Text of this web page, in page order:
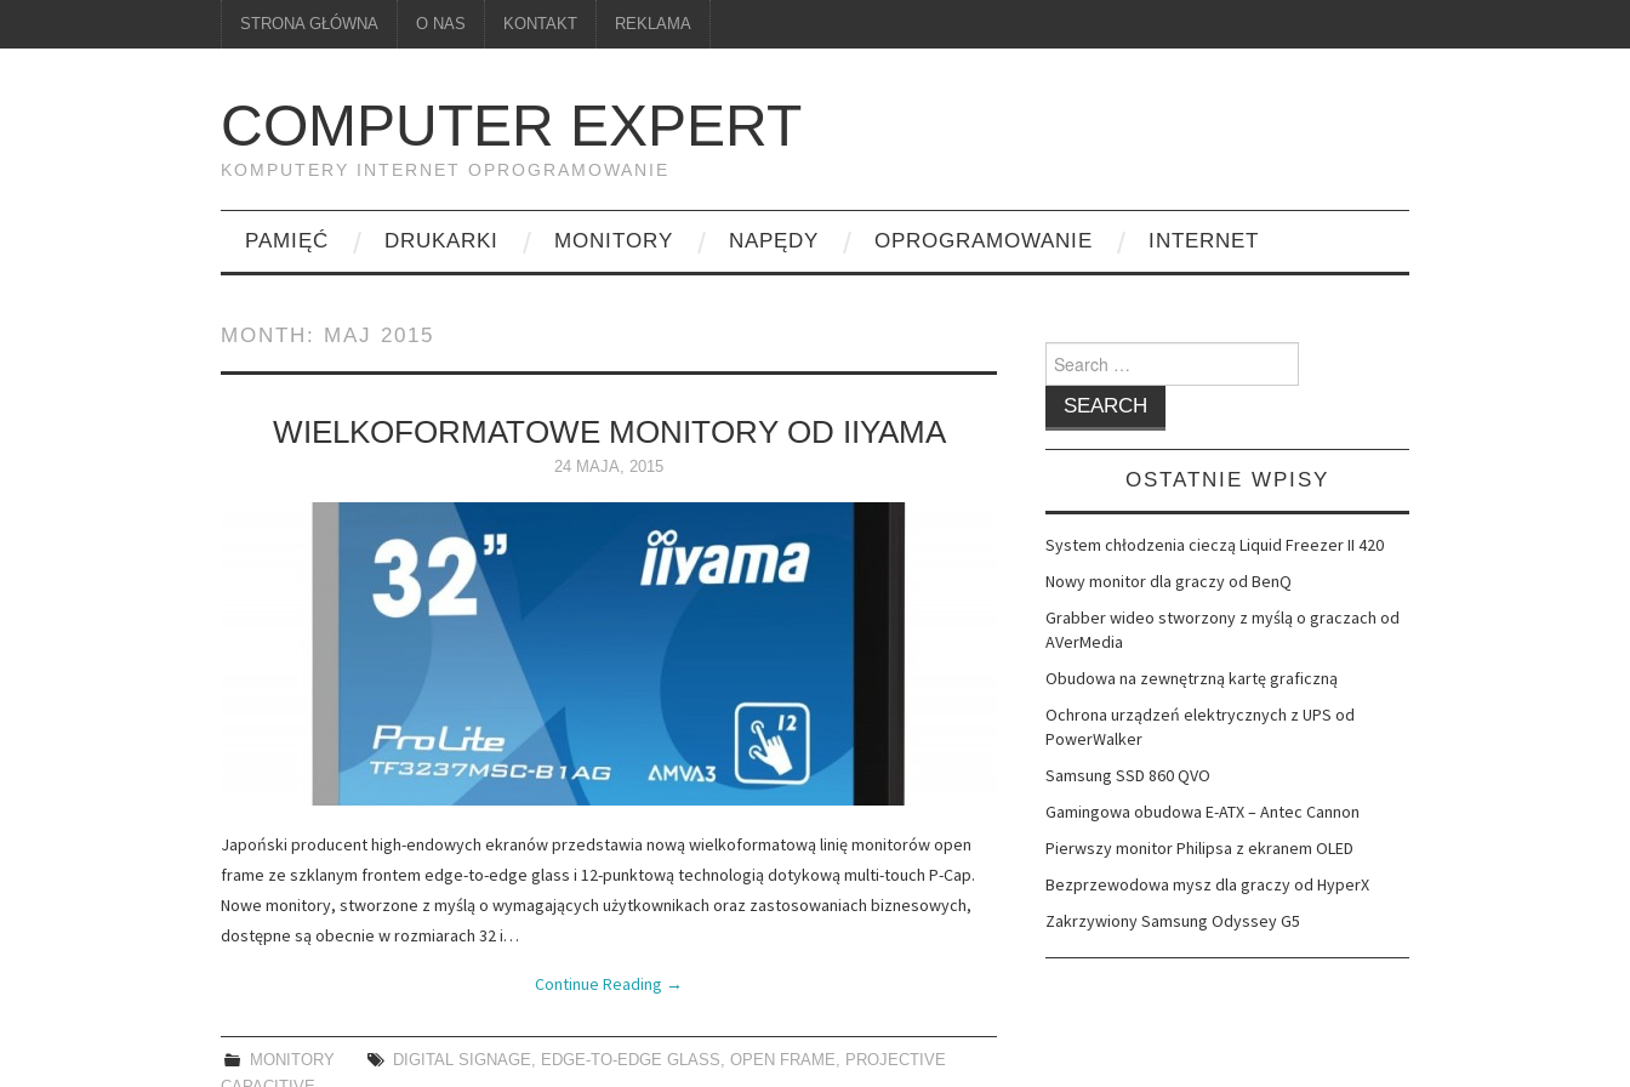
STRONA GŁÓWNA O NAS KONTAKT REKLAMA
COMPUTER EXPERT
KOMPUTERY INTERNET OPROGRAMOWANIE
PAMIĘĆ DRUKARKI MONITORY NAPĘDY OPROGRAMOWANIE INTERNET
MONTH: MAJ 2015
WIELKOFORMATOWE MONITORY OD IIYAMA
24 MAJA, 2015
Japoński producent high-endowych ekranów przedstawia nową wielkoformatową linię monitorów open
frame ze szklanym frontem edge-to-edge glass i 12-punktową technologią dotykową multi-touch P-Cap.
Nowe monitory, stworzone z myślą o wymagających użytkownikach oraz zastosowaniach biznesowych,
dostępne są obecnie w rozmiarach 32 i…
Continue Reading →
MONITORY DIGITAL SIGNAGE EDGE-TO-EDGE GLASS ,OPEN FRAME
PROJECTIVE
Search
for:
OSTATNIE WPISY
System chłodzenia cieczą Liquid Freezer II 420
Nowy monitor dla graczy od BenQ
Grabber wideo stworzony z myślą o graczach od
AVerMedia
Obudowa na zewnętrzną kartę graficzną
Ochrona urządzeń elektrycznych z UPS od
PowerWalker
Samsung SSD 860 QVO
Gamingowa obudowa E-ATX – Antec Cannon
Pierwszy monitor Philipsa z ekranem OLED
Bezprzewodowa mysz dla graczy od HyperX
Zakrzywiony Samsung Odyssey G5